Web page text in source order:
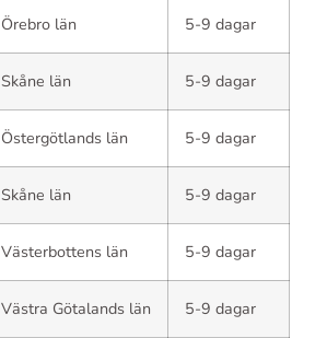
Örebro län 5-9 dagar
Skåne län 5-9 dagar
Östergötlands län 5-9 dagar
Skåne län 5-9 dagar
Västerbottens län 5-9 dagar
Västra Götalands län 5-9 dagar